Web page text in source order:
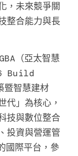
，未來競爭關
整合能力與長
（亞太智慧
Build
智慧建材
代」為核心，
技與數位整合
投資與營運管
國際平台，參